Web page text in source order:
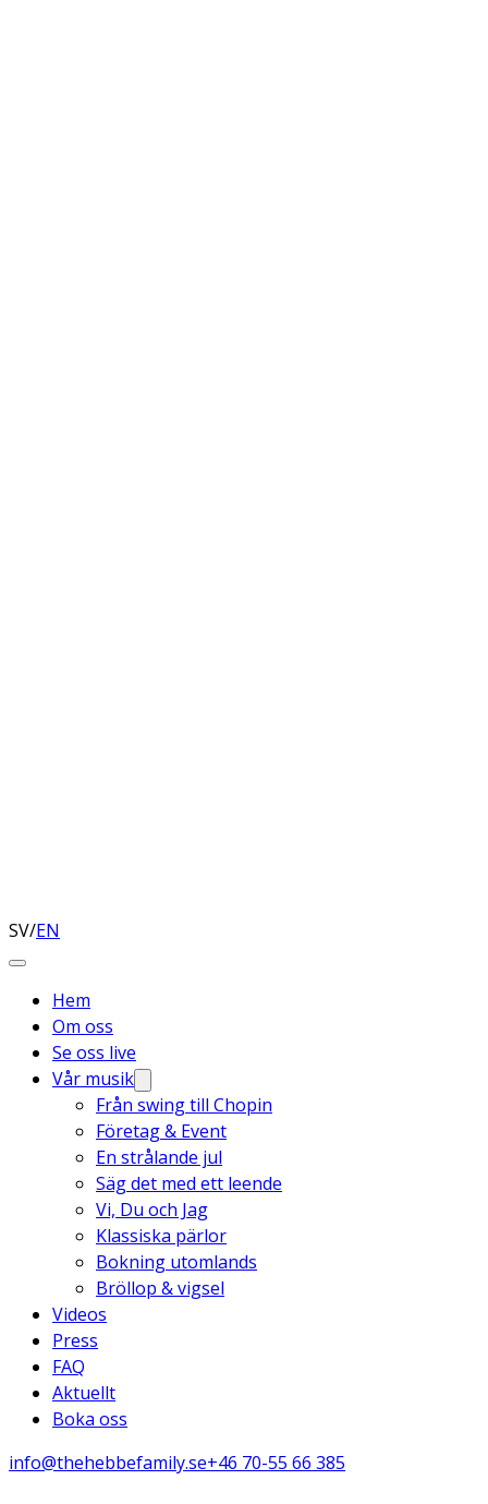
SV/EN
Hem
Om oss
Se oss live
Vår musik
Från swing till Chopin
Företag & Event
En strålande jul
Säg det med ett leende
Vi, Du och Jag
Klassiska pärlor
Bokning utomlands
Bröllop & vigsel
Videos
Press
FAQ
Aktuellt
Boka oss
info@thehebbefamily.se+46 70-55 66 385